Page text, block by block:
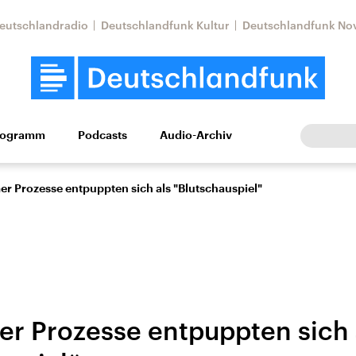
Deutschlandfunk Kultur Deutschlandfunk
Wissen Kultur Europa
Nahostkonflikt
Aktuelle Lage und
Iran
Podcasts Audio-Archiv
Prozesse entpuppten sich als "Blutschauspiel"
Prozesse entpuppten sich